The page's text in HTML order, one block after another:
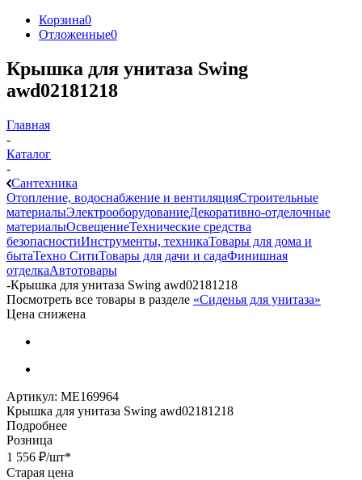
Корзина0
Отложенные0
Крышка для унитаза Swing
awd02181218
Главная
-
Каталог
-
Сантехника
Отопление, водоснабжение и вентиляцияСтроительные
материалыЭлектрооборудованиеДекоративно-отделочные
материалыОсвещениеТехнические средства
безопасностиИнструменты, техникаТовары для дома и
бытаТехно СитиТовары для дачи и садаФинишная
отделкаАвтотовары
-Крышка для унитаза Swing awd02181218
Посмотреть все товары в разделе «Сиденья для унитаза»
Цена снижена
Артикул: МЕ169964
Крышка для унитаза Swing awd02181218
Подробнее
Розница
1 556 ₽/шт*
Старая цена